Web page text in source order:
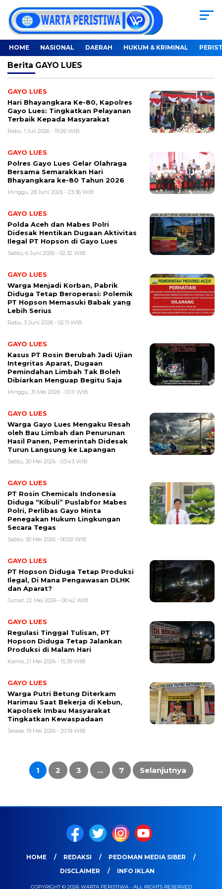
HOME NASIONAL DAERAH HUKUM & KRIMINAL
Berita GAYO LUES
GAYO LUES
Hari Bhayangkara Ke-80, Kapolres
Gayo Lues: Tingkatkan Pelayanan
Terbaik Kepada Masyarakat
Rabu, 1 Juli 2026 - 19:26 WIB
GAYO LUES
Polres Gayo Lues Gelar Olahraga
Bersama Semarakkan Hari
Bhayangkara ke-80 Tahun 2026
Minggu, 28 Juni 2026 - 23:36 WIB
GAYO LUES
Polda Aceh dan Mabes Polri
Didesak Hentikan Dugaan Aktivitas
Ilegal PT Hopson di Gayo Lues
Sabtu, 6 Juni 2026 - 02:32 WIB
GAYO LUES
Warga Menjadi Korban, Pabrik
Diduga Tetap Beroperasi: Polemik
PT Hopson Memasuki Babak yang
Lebih Serius
Rabu, 3 Juni 2026 - 02:11 WIB
GAYO LUES
Kasus PT Rosin Berubah Jadi Ujian
Integritas Aparat, Dugaan
Pemindahan Limbah Tak Boleh
Dibiarkan Menguap Begitu Saja
Minggu, 31 Mei 2026 - 01:11 WIB
GAYO LUES
Warga Gayo Lues Mengaku Resah
oleh Bau Limbah dan Penurunan
Hasil Panen, Pemerintah Didesak
Turun Langsung ke Lapangan
Sabtu, 30 Mei 2026 - 03:43 WIB
GAYO LUES
PT Rosin Chemicals Indonesia
Diduga “Kibuli” Puslabfor Mabes
Polri, Perlibas Gayo Minta
Penegakan Hukum Lingkungan
Secara Tegas
Sabtu, 30 Mei 2026 - 00:00 WIB
GAYO LUES
PT Hopson Diduga Tetap Produksi
Ilegal, Di Mana Pengawasan DLHK
dan Aparat?
Jumat, 22 Mei 2026 - 00:42 WIB
GAYO LUES
Regulasi Tinggal Tulisan, PT
Hopson Diduga Tetap Jalankan
Produksi di Malam Hari
Kamis, 21 Mei 2026 - 15:39 WIB
GAYO LUES
Warga Putri Betung Diterkam
Harimau Saat Bekerja di Kebun,
Kapolsek Imbau Masyarakat
Tingkatkan Kewaspadaan
Selasa, 19 Mei 2026 - 20:19 WIB
Paginasi
pos1 2 3 … 7 Selanjutnya
HOME REDAKSI
PEDOMAN MEDIA SIBER
DISCLAIMER
INFO IKLAN
COPYRIGHT © 2026 WARTA PERISTIWA - ALL RIGHTS RESERVED